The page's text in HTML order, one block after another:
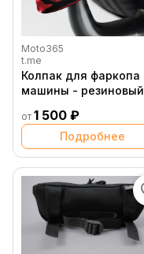
Moto365
t.me
Колпак для фаркопа
машины - резиновый
от 1 500 ₽
Подробнее